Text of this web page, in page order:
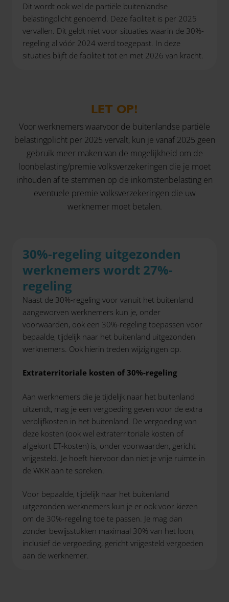
Dit wordt ook wel de partiële buitenlandse
belastingplicht genoemd. Deze faciliteit is per 2025
vervallen. Dit geldt niet voor situaties waarin de 30%-
regeling al vóór 2024 werd toegepast. In deze
situaties blijft de faciliteit tot en met 2026 van kracht.
LET OP!
Voor werknemers waarvoor de buitenlandse partiële
belastingplicht per 2025 vervalt, kun je vanaf 2025 geen
gebruik meer maken van de mogelijkheid om de
loonbelasting/premie volksverzekeringen die je moet
inhouden af te stemmen op de inkomstenbelasting en
eventuele premie volksverzekeringen die uw
werknemer moet betalen.
30%-regeling uitgezonden
werknemers wordt 27%-
regeling
Naast de 30%-regeling voor vanuit het buitenland
aangeworven werknemers kun je, onder
voorwaarden, ook een 30%-regeling toepassen voor
bepaalde, tijdelijk naar het buitenland uitgezonden
werknemers. Ook hierin treden wijzigingen op.
Extraterritoriale kosten of 30%-regeling
Aan werknemers die je tijdelijk naar het buitenland
uitzendt, mag je een vergoeding geven voor de extra
verblijfkosten in het buitenland. De vergoeding van
deze kosten (ook wel extraterritoriale kosten of
afgekort ET-kosten) is, onder voorwaarden, gericht
vrijgesteld. Je hoeft hiervoor dan niet je vrije ruimte in
de WKR aan te spreken.
Voor bepaalde, tijdelijk naar het buitenland
uitgezonden werknemers kun je er ook voor kiezen
om de 30%-regeling toe te passen. Je mag dan
zonder bewijsstukken maximaal 30% van het loon,
inclusief de vergoeding, gericht vrijgesteld vergoeden
aan de werknemer.